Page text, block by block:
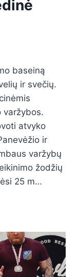
baseiną
ir svečių.
varžybos.
atvyko
ir
varžybų
žodžių
25 m…